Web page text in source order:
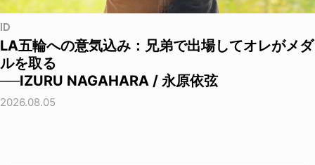
ID
LA五輪への意気込み：兄弟で出場してオレがメダ
ルを取る
──IZURU NAGAHARA / 永原依弦
2026.08.05